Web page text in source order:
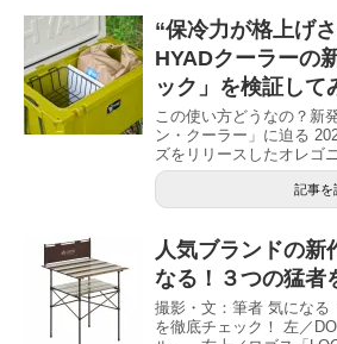
“保冷力が格上げ
HYADクーラーの
ック」を検証して
この使い方どうなの？新
ン・クーラー」に迫る
ズをリリースしたオレゴ
記事を
人気ブランドの新
なる！３つの猛者
撮影・文：筆者 気になる
を徹底チェック！ 左／